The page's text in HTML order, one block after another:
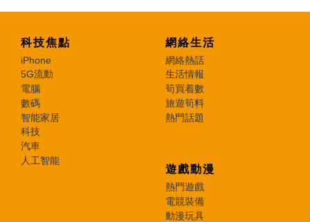
科技焦點
iPhone
5G流動
電腦
數碼
智能家居
科技
汽車
人工智能
網絡生活
網絡熱話
生活情報
筍買着數
旅遊筍料
熱門話題
遊戲動漫
熱門遊戲
電競裝備
動漫玩具